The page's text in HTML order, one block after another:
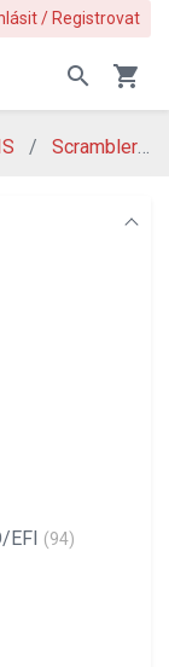
Přihlásit / Registrovat
search shopping_cart
Scrambler 1000
EFI (94)